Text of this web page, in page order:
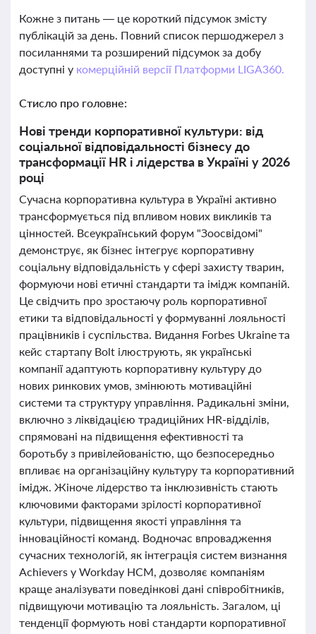
Кожне з питань — це короткий підсумок змісту
публікацій за день. Повний список першоджерел з
посиланнями та розширений підсумок за добу
доступні у комерційній версії Платформи LIGA360.
Стисло про головне:
Нові тренди корпоративної культури: від
соціальної відповідальності бізнесу до
трансформації HR і лідерства в Україні у 2026
році
Сучасна корпоративна культура в Україні активно
трансформується під впливом нових викликів та
цінностей. Всеукраїнський форум "Зоосвідомі"
демонструє, як бізнес інтегрує корпоративну
соціальну відповідальність у сфері захисту тварин,
формуючи нові етичні стандарти та імідж компаній.
Це свідчить про зростаючу роль корпоративної
етики та відповідальності у формуванні лояльності
працівників і суспільства. Видання Forbes Ukraine та
кейс стартапу Bolt ілюструють, як українські
компанії адаптують корпоративну культуру до
нових ринкових умов, змінюють мотиваційні
системи та структуру управління. Радикальні зміни,
включно з ліквідацією традиційних HR-відділів,
спрямовані на підвищення ефективності та
боротьбу з привілейованістю, що безпосередньо
впливає на організаційну культуру та корпоративний
імідж. Жіноче лідерство та інклюзивність стають
ключовими факторами зрілості корпоративної
культури, підвищення якості управління та
інноваційності команд. Водночас впровадження
сучасних технологій, як інтеграція систем визнання
Achievers у Workday HCM, дозволяє компаніям
краще аналізувати поведінкові дані співробітників,
підвищуючи мотивацію та лояльність. Загалом, ці
тенденції формують нові стандарти корпоративної